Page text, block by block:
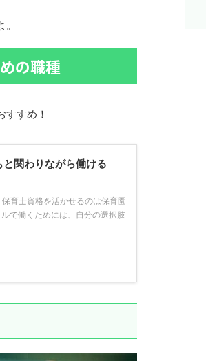
の職種
すめ！
関わりながら働ける
育士資格を活かせるのは保育園
で働くためには、自分の選択肢